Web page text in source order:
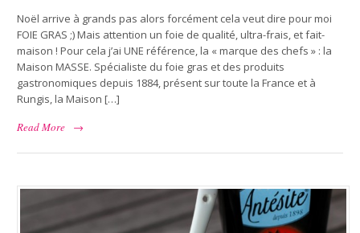
Noël arrive à grands pas alors forcément cela veut dire pour moi
FOIE GRAS ;) Mais attention un foie de qualité, ultra-frais, et fait-
maison ! Pour cela j’ai UNE référence, la « marque des chefs » : la
Maison MASSE. Spécialiste du foie gras et des produits
gastronomiques depuis 1884, présent sur toute la France et à
Rungis, la Maison […]
Read More
→